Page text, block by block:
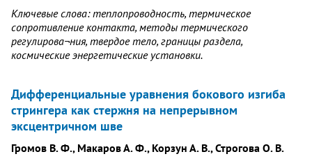
Ключевые слова: теплопроводность, термическое
сопротивление контакта, методы термического
регулирова¬ния, твердое тело, границы раздела,
космические энергетические установки.
Дифференциальные уравнения бокового изгиба
стрингера как стержня на непрерывном
эксцентричном шве
Громов В. Ф., Макаров А. Ф., Корзун А. В., Строгова О. В.